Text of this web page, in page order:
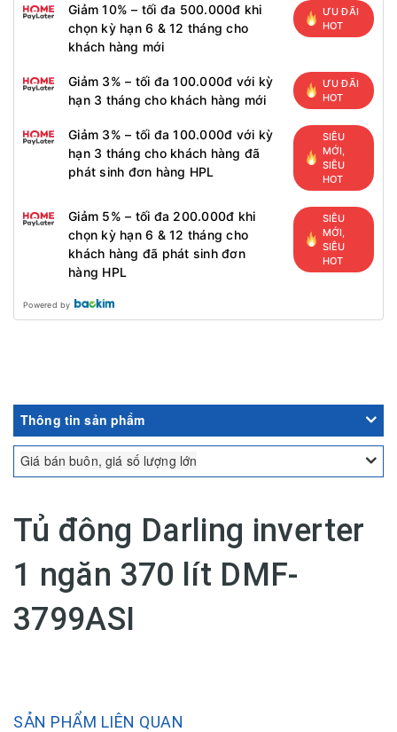
Giảm 10% – tối đa 500.000đ khi
chọn kỳ hạn 6 & 12 tháng cho
khách hàng mới
ƯU ĐÃI
HOT
Giảm 3% – tối đa 100.000đ với kỳ
hạn 3 tháng cho khách hàng mới
ƯU ĐÃI
HOT
Giảm 3% – tối đa 100.000đ với kỳ
hạn 3 tháng cho khách hàng đã
phát sinh đơn hàng HPL
SIÊU
MỚI,
SIÊU
HOT
Giảm 5% – tối đa 200.000đ khi
chọn kỳ hạn 6 & 12 tháng cho
khách hàng đã phát sinh đơn
hàng HPL
SIÊU
MỚI,
SIÊU
HOT
Powered by
Thông tin sản phẩm
Giá bán buôn, giá số lượng lớn
Tủ đông Darling inverter
1 ngăn 370 lít DMF-
3799ASI
SẢN PHẨM LIÊN QUAN